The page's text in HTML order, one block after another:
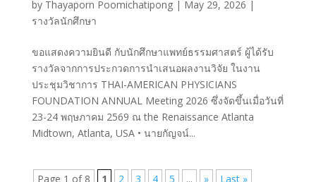
by Thayaporn Poomichatipong| May 29, 2026 |
รางวัลนักศึกษา
ขอแสดงความยินดี กับนักศึกษาแพทย์ธรรมศาสตร์ ผู้ได้รับ
รางวัลจากการประกวดการนำเสนอผลงานวิจัย ในงาน
ประชุมวิชาการ THAI-AMERICAN PHYSICIANS
FOUNDATION ANNUAL Meeting 2026 ซึ่งจัดขึ้นเมื่อวันที่
23-24 พฤษภาคม 2569 ณ the Renaissance Atlanta
Midtown, Atlanta, USA • นายกัญจน์...
Page 1 of 8 1 2 3 4 5 ... » Last »